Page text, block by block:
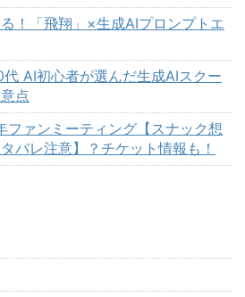
！「飛翔」×生成AIプロンプトエ
代 AI初心者が選んだ生成AIスクー
点
ファンミーティング【スナック想
バレ注意】？チケット情報も！